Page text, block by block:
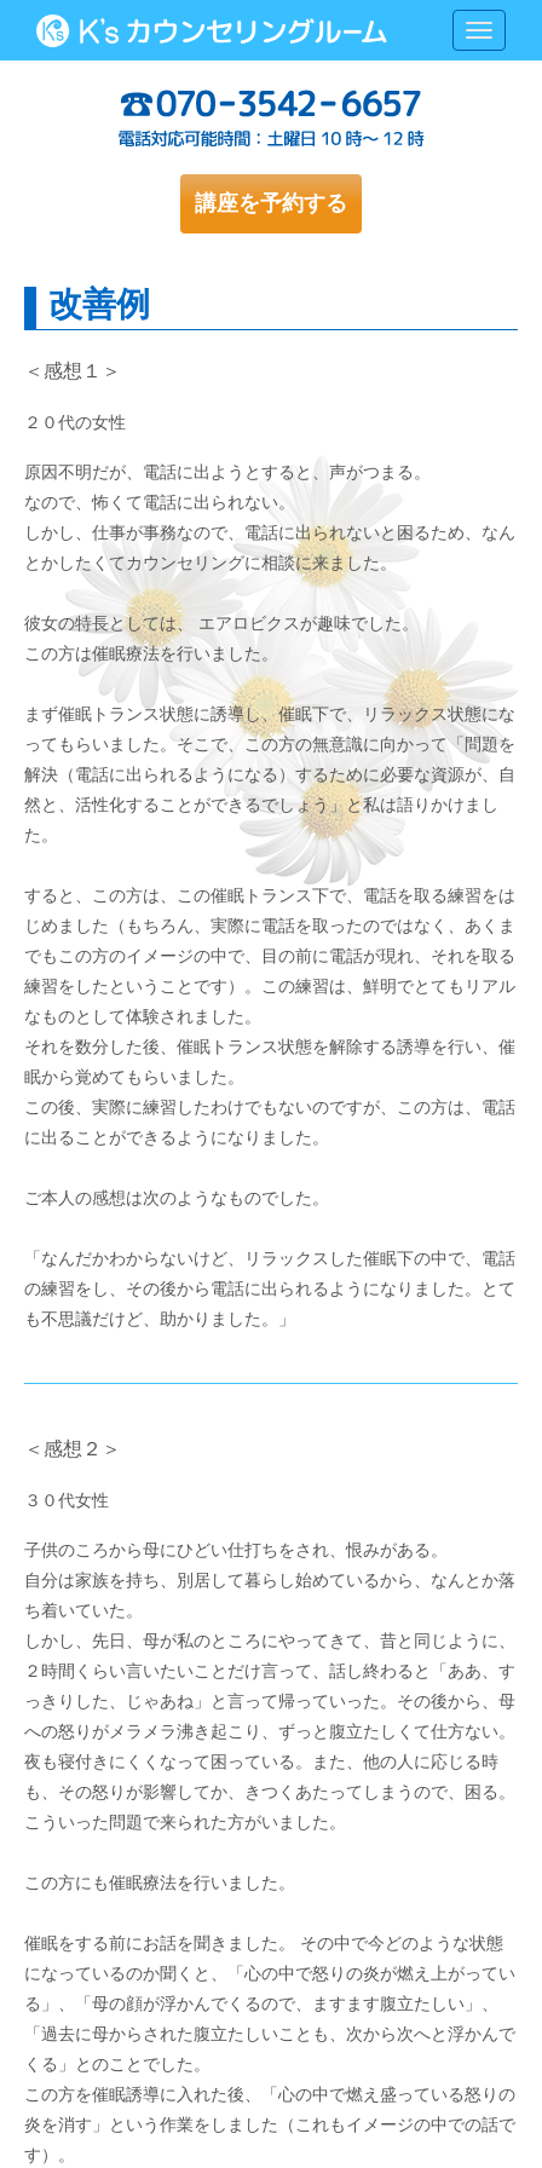
N
a
講座を予約する
改善例
＜感想１＞
２０代の女性
原因不明だが、電話に出ようとすると、声がつまる。
なので、怖くて電話に出られない。
しかし、仕事が事務なので、電話に出られないと困るため、なん
とかしたくてカウンセリングに相談に来ました。
彼女の特長としては、 エアロビクスが趣味でした。
この方は催眠療法を行いました。
まず催眠トランス状態に誘導し、催眠下で、リラックス状態にな
ってもらいました。そこで、この方の無意識に向かって「問題を
解決（電話に出られるようになる）するために必要な資源が、自
然と、活性化することができるでしょう」と私は語りかけまし
た。
すると、この方は、この催眠トランス下で、電話を取る練習をは
じめました（もちろん、実際に電話を取ったのではなく、あくま
でもこの方のイメージの中で、目の前に電話が現れ、それを取る
練習をしたということです）。この練習は、鮮明でとてもリアル
なものとして体験されました。
それを数分した後、催眠トランス状態を解除する誘導を行い、催
眠から覚めてもらいました。
この後、実際に練習したわけでもないのですが、この方は、電話
に出ることができるようになりました。
ご本人の感想は次のようなものでした。
「なんだかわからないけど、リラックスした催眠下の中で、電話
の練習をし、その後から電話に出られるようになりました。とて
も不思議だけど、助かりました。」
＜感想２＞
３０代女性
子供のころから母にひどい仕打ちをされ、恨みがある。
自分は家族を持ち、別居して暮らし始めているから、なんとか落
ち着いていた。
しかし、先日、母が私のところにやってきて、昔と同じように、
２時間くらい言いたいことだけ言って、話し終わると「ああ、す
っきりした、じゃあね」と言って帰っていった。その後から、母
への怒りがメラメラ沸き起こり、ずっと腹立たしくて仕方ない。
夜も寝付きにくくなって困っている。また、他の人に応じる時
も、その怒りが影響してか、きつくあたってしまうので、困る。
こういった問題で来られた方がいました。
この方にも催眠療法を行いました。
催眠をする前にお話を聞きました。 その中で今どのような状態
になっているのか聞くと、「心の中で怒りの炎が燃え上がってい
る」、「母の顔が浮かんでくるので、ますます腹立たしい」、
「過去に母からされた腹立たしいことも、次から次へと浮かんで
くる」とのことでした。
この方を催眠誘導に入れた後、「心の中で燃え盛っている怒りの
炎を消す」という作業をしました（これもイメージの中での話で
す）。